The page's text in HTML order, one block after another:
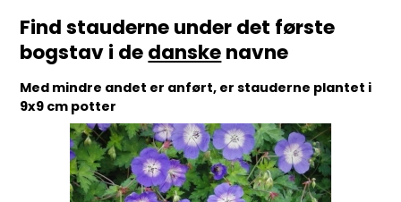
Find stauderne under det første
bogstav i dedanskenavne
Med mindre andet er anført, er stauderne plantet i
9x9 cm potter